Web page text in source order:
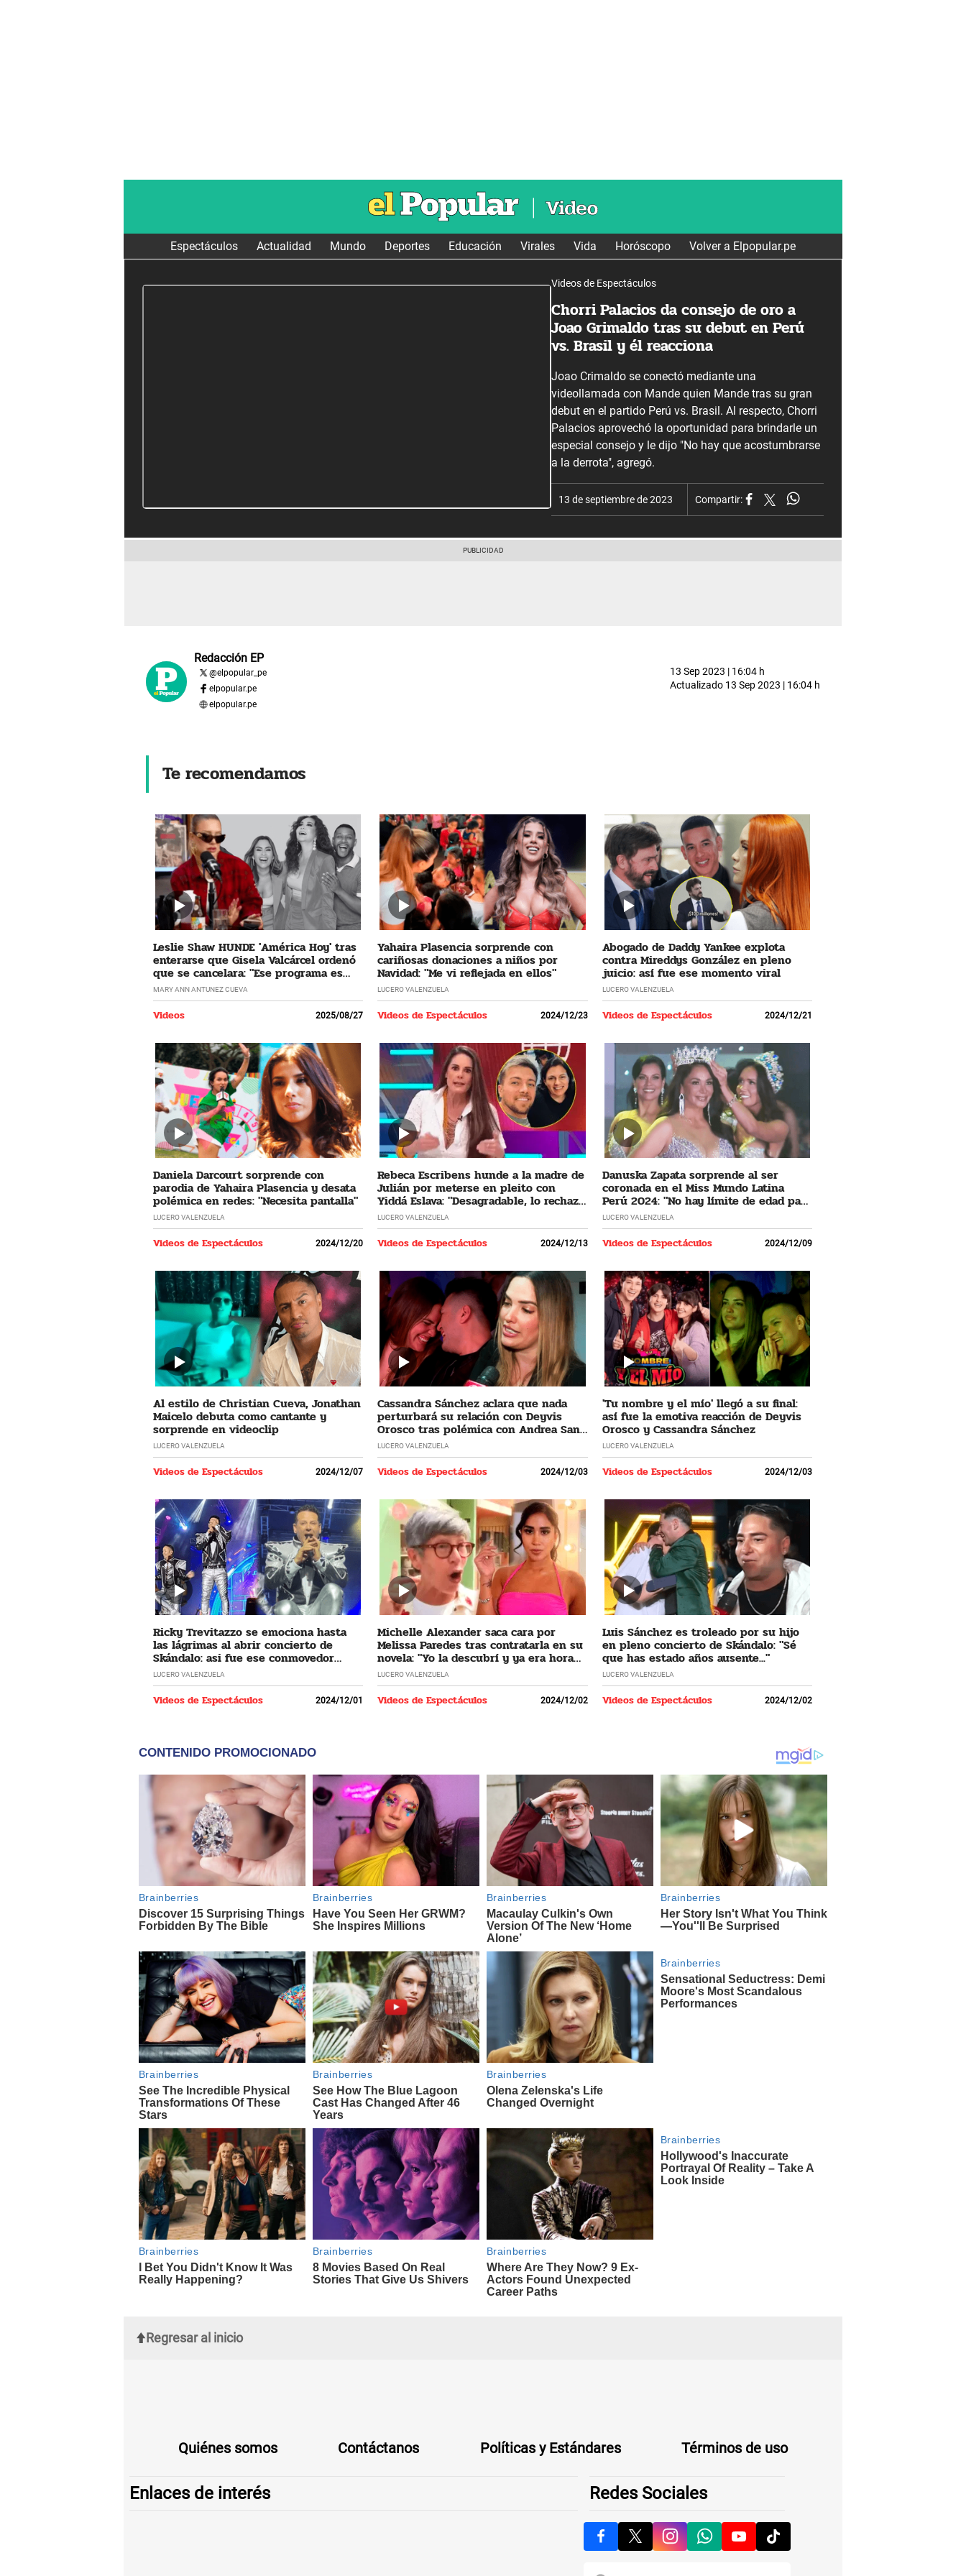
Espectáculos Actualidad Mundo Deportes Educación Virales Vida Horóscopo Volver a Elpopular.pe
Videos de Espectáculos
Chorri Palacios da consejo de oro a
Joao Grimaldo tras su debut en Perú
vs. Brasil y él reacciona
Joao Crimaldo se conectó mediante una
videollamada con Mande quien Mande tras su gran
debut en el partido Perú vs. Brasil. Al respecto, Chorri
Palacios aprovechó la oportunidad para brindarle un
especial consejo y le dijo "No hay que acostumbrarse
a la derrota", agregó.
13 de septiembre de 2023 Compartir:
Redacción EP
@elpopular_pe
elpopular.pe
elpopular.pe
13 Sep 2023 | 16:04 h
Actualizado 13 Sep 2023 | 16:04 h
Te recomendamos
Leslie Shaw HUNDE 'América Hoy' tras
enterarse que Gisela Valcárcel ordenó
que se cancelara: "Ese programa es
horrible"
MARY ANN ANTUNEZ CUEVA
Videos 2025/08/27
Yahaira Plasencia sorprende con
cariñosas donaciones a niños por
Navidad: "Me vi reflejada en ellos"
LUCERO VALENZUELA
Videos de Espectáculos 2024/12/23
Abogado de Daddy Yankee explota
contra Mireddys González en pleno
juicio: así fue ese momento viral
LUCERO VALENZUELA
Videos de Espectáculos 2024/12/21
Daniela Darcourt sorprende con
parodia de Yahaira Plasencia y desata
polémica en redes: "Necesita pantalla"
LUCERO VALENZUELA
Videos de Espectáculos 2024/12/20
Rebeca Escribens hunde a la madre de
Julián por meterse en pleito con
Yiddá Eslava: "Desagradable, lo rechazo
profundamente"
LUCERO VALENZUELA
Videos de Espectáculos 2024/12/13
Danuska Zapata sorprende al ser
coronada en el Miss Mundo Latina
Perú 2024: "No hay límite de edad para
cumplir los sueños"
LUCERO VALENZUELA
Videos de Espectáculos 2024/12/09
Al estilo de Christian Cueva, Jonathan
Maicelo debuta como cantante y
sorprende en videoclip
LUCERO VALENZUELA
Videos de Espectáculos 2024/12/07
Cassandra Sánchez aclara que nada
perturbará su relación con Deyvis
Orosco tras polémica con Andrea San
Martín
LUCERO VALENZUELA
Videos de Espectáculos 2024/12/03
'Tu nombre y el mío' llegó a su final:
así fue la emotiva reacción de Deyvis
Orosco y Cassandra Sánchez
LUCERO VALENZUELA
Videos de Espectáculos 2024/12/03
Ricky Trevitazzo se emociona hasta
las lágrimas al abrir concierto de
Skándalo: asi fue ese conmovedor
momento
LUCERO VALENZUELA
Videos de Espectáculos 2024/12/01
Michelle Alexander saca cara por
Melissa Paredes tras contratarla en su
novela: "Yo la descubrí y ya era hora
que regrese"
LUCERO VALENZUELA
Videos de Espectáculos 2024/12/02
Luis Sánchez es troleado por su hijo
en pleno concierto de Skándalo: "Sé
que has estado años ausente..."
LUCERO VALENZUELA
Videos de Espectáculos 2024/12/02
Regresar al inicio
Quiénes somos Contáctanos Políticas y Estándares Términos de uso
Enlaces de interés Redes Sociales